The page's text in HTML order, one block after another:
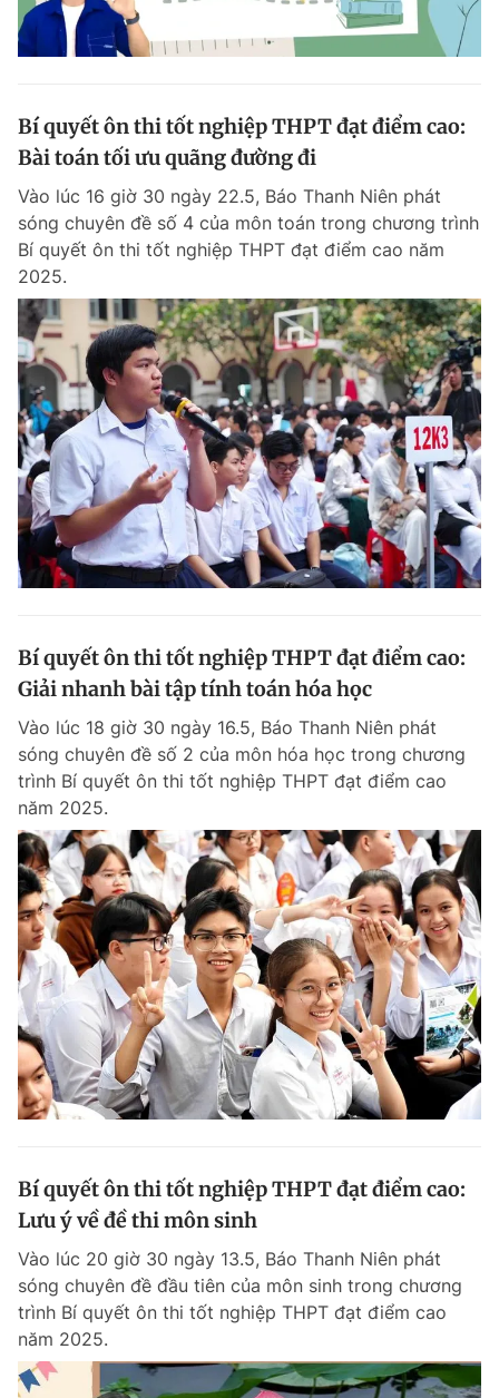
Tiện ích Bạn cần biết
Đọc Thanh Niên trên điện thoại
Theo dõi báo trên
Hotline
0906 645 777
Liên hệ quảng cáo
0908 780 404
Đặt báo Quảng cáo RSS Tòa soạn Chính sách bảo
Tổng biên tập: Nguyễn Ngọc Toàn
Tổng thư ký tòa soạn: Đức Trung
Giấy phép xuất bản số 110/GP - BTTTT cấp ngày 24.3.2020
© 2003-2026 Bản quyền thuộc về Báo Thanh Niên. Cấm sao chép
dưới mọi hình thức nếu không có sự chấp thuận bằng văn bản.
Phát triển bởi ePi Technologies, JSC.
Bí quyết ôn thi tốt nghiệp THPT đạt điểm cao:
Bài toán tối ưu quãng đường đi
Vào lúc 16 giờ 30 ngày 22.5, Báo Thanh Niên phát
sóng chuyên đề số 4 của môn toán trong chương trình
Bí quyết ôn thi tốt nghiệp THPT đạt điểm cao năm
2025.
Bí quyết ôn thi tốt nghiệp THPT đạt điểm cao:
Giải nhanh bài tập tính toán hóa học
Vào lúc 18 giờ 30 ngày 16.5, Báo Thanh Niên phát
sóng chuyên đề số 2 của môn hóa học trong chương
trình Bí quyết ôn thi tốt nghiệp THPT đạt điểm cao
năm 2025.
Bí quyết ôn thi tốt nghiệp THPT đạt điểm cao:
Lưu ý về đề thi môn sinh
Vào lúc 20 giờ 30 ngày 13.5, Báo Thanh Niên phát
sóng chuyên đề đầu tiên của môn sinh trong chương
trình Bí quyết ôn thi tốt nghiệp THPT đạt điểm cao
năm 2025.